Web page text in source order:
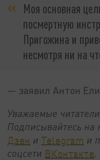
Моя основная
посмертную
Пригожина и
несмотря ни на
— заявил Антон
Уважаемые
Подписывайтесь на
Дзен и Telegram и
соцсети ВКонтакте.